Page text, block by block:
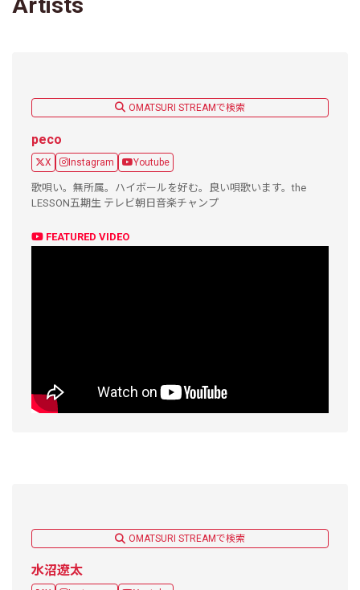
Artists
OMATSURI STREAMで検索
peco
X Instagram Youtube
歌唄い。無所属。ハイボールを好む。良い唄歌います。the
LESSON五期生 テレビ朝日音楽チャンプ
FEATURED VIDEO
OMATSURI STREAMで検索
水沼遼太